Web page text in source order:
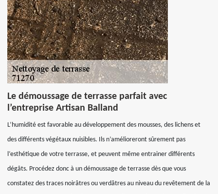
Le démoussage de terrasse parfait avec
l’entreprise Artisan Balland
L’humidité est favorable au développement des mousses, des lichens et
des différents végétaux nuisibles. Ils n’amélioreront sûrement pas
l’esthétique de votre terrasse, et peuvent même entrainer différents
dégâts. Procédez donc à un démoussage de terrasse dès que vous
constatez des traces noirâtres ou verdâtres au niveau du revêtement de la